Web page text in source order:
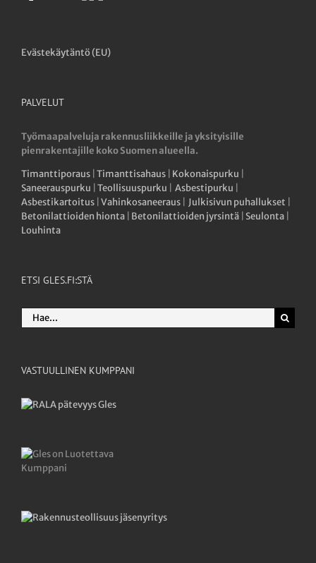
Evästekäytäntö (EU)
PALVELUT
Työmaapalveluja rakennusliikkeille ja yksityisille
pienrakentajille koko Suomen alueella.
Timanttiporaus Timanttisahaus Kokonaispurku
Saneerauspurku Teollisuuspurku Asbestipurku
Asbestikartoitus Vahinkosaneeraus Julkisivun puhallukset
Betonilattioiden hionta Betonilattioiden jyrsintä Seulonta
Louhinta
ETSI GLES.FI:STÄ
Etsi
...
VASTUULLINEN KUMPPANI